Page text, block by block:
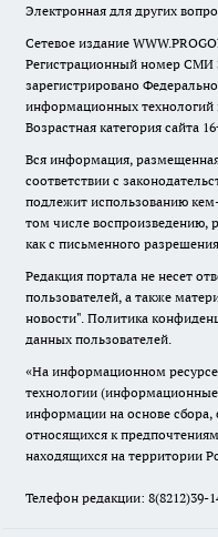
Электронная для других
Сетевое издание
Регистрационный номер СМИ
зарегистрировано
информационных
Возрастная категория сайта
Вся информация,
соответствии с
подлежит использованию
том числе воспроизведению,
как с письменного
Редакция портала не несет
пользователей, а также
новости". Политика
данных пользователей.
«На информационном
технологии
информации на основе сбора,
относящихся к
находящихся на территории
Телефон редакции: 8(8212)39-